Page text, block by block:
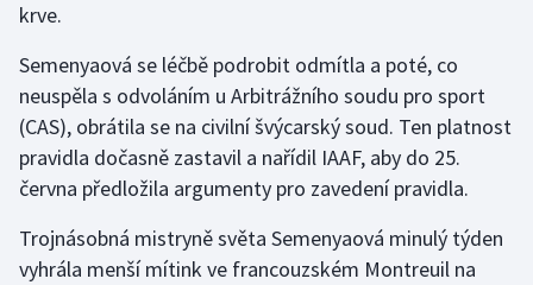
Judo
Krasobruslení
Lyže a snowboard
krve.
Semenyaová se léčbě podrobit odmítla a poté, co
neuspěla s odvoláním u Arbitrážního soudu pro sport
(CAS), obrátila se na civilní švýcarský soud. Ten platnost
pravidla dočasně zastavil a nařídil IAAF, aby do 25.
června předložila argumenty pro zavedení pravidla.
Trojnásobná mistryně světa Semenyaová minulý týden
vyhrála menší mítink ve francouzském Montreuil na